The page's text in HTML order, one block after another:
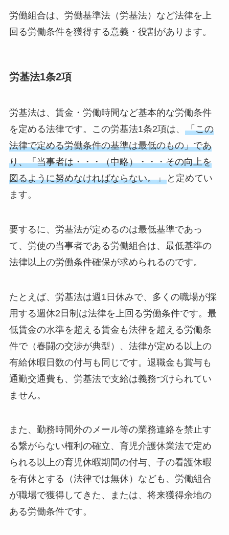
労働組合は、労働基準法（労基法）など法律を上
回る労働条件を獲得する意義・役割があります。
労基法1条2項
労基法は、賃金・労働時間など基本的な労働条件
を定める法律です。この労基法1条2項は、 「この
法律で定める労働条件の基準は最低のもの」であ
り、「当事者は・・・（中略）・・・その向上を
図るように努めなければならない。」と定めてい
ます。
要するに、労基法が定めるのは最低基準であっ
て、労使の当事者である労働組合は、最低基準の
法律以上の労働条件確保が求められるのです。
たとえば、労基法は週1日休みで、多くの職場が採
用する週休2日制は法律を上回る労働条件です。最
低賃金の水準を超える賃金も法律を超える労働条
件で（春闘の交渉が典型）、法律が定める以上の
有給休暇日数の付与も同じです。退職金も賞与も
通勤交通費も、労基法で支給は義務づけられてい
ません。
また、勤務時間外のメール等の業務連絡を禁止す
る繋がらない権利の確立、育児介護休業法で定め
られる以上の育児休暇期間の付与、子の看護休暇
を有休とする（法律では無休）なども、労働組合
が職場で獲得してきた、または、将来獲得余地の
ある労働条件です。